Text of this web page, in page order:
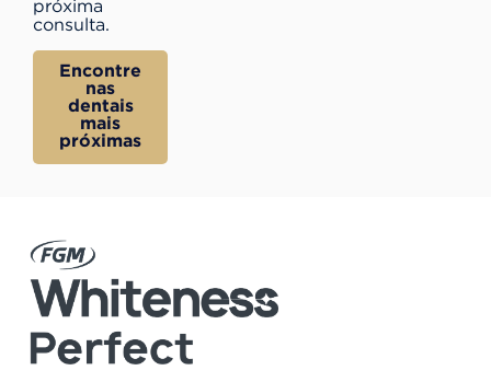
próxima
consulta.
Encontre
nas
dentais
mais
próximas